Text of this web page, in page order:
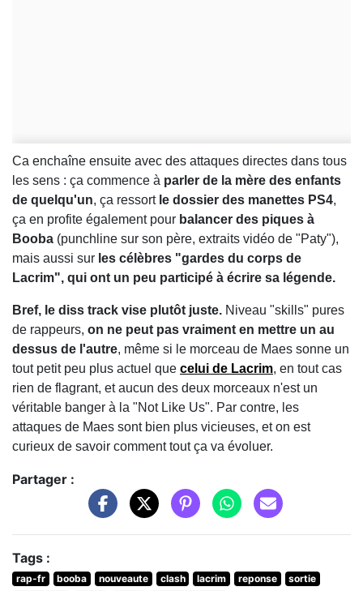
Ca enchaîne ensuite avec des attaques directes dans tous
les sens : ça commence à parler de la mère des enfants
de quelqu'un, ça ressort le dossier des manettes PS4,
ça en profite également pour balancer des piques à
Booba (punchline sur son père, extraits vidéo de "Paty"),
mais aussi sur les célèbres "gardes du corps de
Lacrim", qui ont un peu participé à écrire sa légende.
Bref, le diss track vise plutôt juste. Niveau "skills" pures
de rappeurs, on ne peut pas vraiment en mettre un au
dessus de l'autre, même si le morceau de Maes sonne un
tout petit peu plus actuel que celui de Lacrim, en tout cas
rien de flagrant, et aucun des deux morceaux n'est un
véritable banger à la "Not Like Us". Par contre, les
attaques de Maes sont bien plus vicieuses, et on est
curieux de savoir comment tout ça va évoluer.
Partager :
Tags :
rap-fr booba nouveaute clash lacrim reponse
sortie